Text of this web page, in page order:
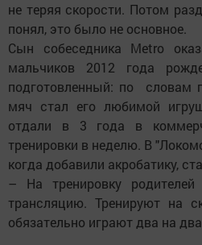
не теряя скорости. Потом
понял, это было не основное.
Сын собеседника Metro
мальчиков 2012 года
подготовленный: по словам
мяч стал его любимой
отдали в 3 года в
тренировки в неделю. В
когда добавили акробатику,
– На тренировку
трансляцию. Тренируют на
обязательно играют два на